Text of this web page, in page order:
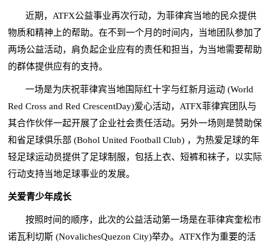
近期，ATFX公益事业再次行动，为菲律宾当地的民众提供
物质和精神上的帮助。在不到一个月的时间内，当地团队参加了
两场公益活动，肩负起企业应有的责任和担当，为当地需要帮助
的群体提供应有的支持。
一场是为庆祝菲律宾当地国际红十字与红新月运动 (World
Red Cross and Red CrescentDay)爱心活动，ATFX菲律宾团队与
其合作伙伴一起开展了企业社会责任活动。另外一场则是赞助保
和省足球俱乐部 (Bohol United Football Club) ，为热爱足球的年
轻足球运动员提供了足球制服，包括上衣、短裤和袜子，以实际
行动支持当地足球事业的发展。
关爱青少年成长
按照时间的顺序，此次的公益活动第一场是在菲律宾奎松市
诺瓦利切斯 (NovalichesQuezon City)举办。ATFX作为重要的活